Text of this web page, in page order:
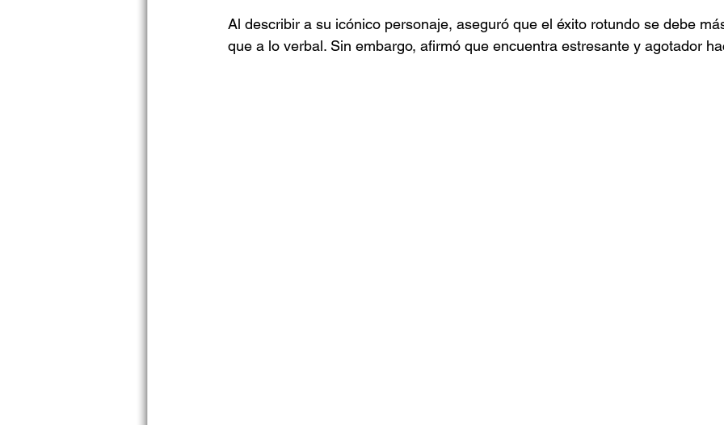
Al describir a su icónico personaje, aseguró que el éxito rotundo se debe
que a lo verbal. Sin embargo, afirmó que encuentra estresante y agotador